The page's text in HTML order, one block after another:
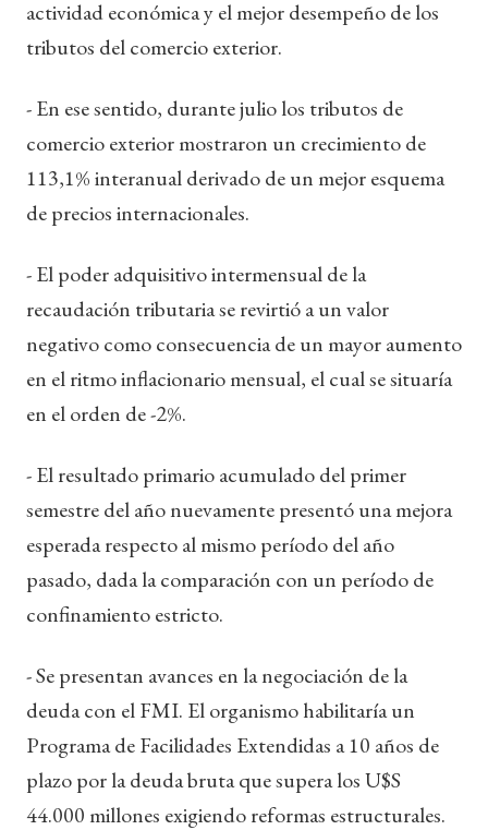
actividad económica y el mejor desempeño de los
tributos del comercio exterior.
- En ese sentido, durante julio los tributos de
comercio exterior mostraron un crecimiento de
113,1% interanual derivado de un mejor esquema
de precios internacionales.
- El poder adquisitivo intermensual de la
recaudación tributaria se revirtió a un valor
negativo como consecuencia de un mayor aumento
en el ritmo inflacionario mensual, el cual se situaría
en el orden de -2%.
- El resultado primario acumulado del primer
semestre del año nuevamente presentó una mejora
esperada respecto al mismo período del año
pasado, dada la comparación con un período de
confinamiento estricto.
- Se presentan avances en la negociación de la
deuda con el FMI. El organismo habilitaría un
Programa de Facilidades Extendidas a 10 años de
plazo por la deuda bruta que supera los U$S
44.000 millones exigiendo reformas estructurales.